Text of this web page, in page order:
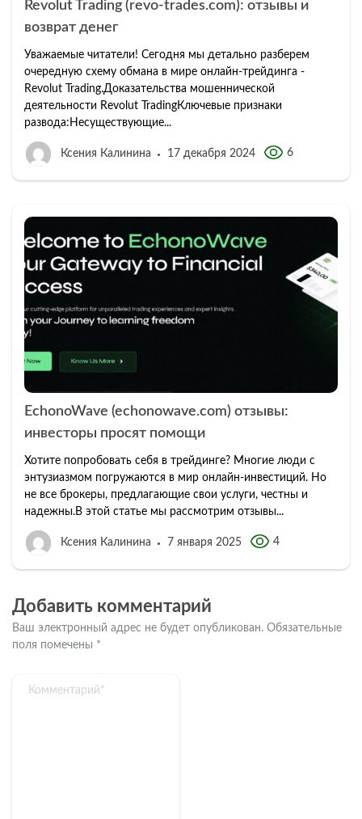
Revolut Trading (revo-trades.com): отзывы и
возврат денег
Уважаемые читатели! Сегодня мы детально разберем
очередную схему обмана в мире онлайн-трейдинга -
Revolut Trading.Доказательства мошеннической
деятельности Revolut TradingКлючевые признаки
развода:Несуществующие...
Ксения Калинина 17 декабря 2024 6
EchonoWave (echonowave.com) отзывы:
инвесторы просят помощи
Хотите попробовать себя в трейдинге? Многие люди с
энтузиазмом погружаются в мир онлайн-инвестиций. Но
не все брокеры, предлагающие свои услуги, честны и
надежны.В этой статье мы рассмотрим отзывы...
Ксения Калинина 7 января 2025 4
Добавить комментарий
Ваш электронный адрес не будет опубликован. Обязательные
поля помечены *